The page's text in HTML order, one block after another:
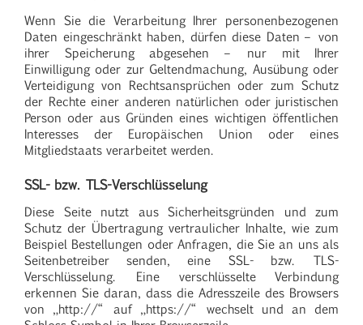
Wenn Sie die Verarbeitung Ihrer personenbezogenen
Daten eingeschränkt haben, dürfen diese Daten – von
ihrer Speicherung abgesehen – nur mit Ihrer
Einwilligung oder zur Geltendmachung, Ausübung oder
Verteidigung von Rechtsansprüchen oder zum Schutz
der Rechte einer anderen natürlichen oder juristischen
Person oder aus Gründen eines wichtigen öffentlichen
Interesses der Europäischen Union oder eines
Mitgliedstaats verarbeitet werden.
SSL- bzw. TLS-Verschlüsselung
Diese Seite nutzt aus Sicherheitsgründen und zum
Schutz der Übertragung vertraulicher Inhalte, wie zum
Beispiel Bestellungen oder Anfragen, die Sie an uns als
Seitenbetreiber senden, eine SSL- bzw. TLS-
Verschlüsselung. Eine verschlüsselte Verbindung
erkennen Sie daran, dass die Adresszeile des Browsers
von „http://“ auf „https://“ wechselt und an dem